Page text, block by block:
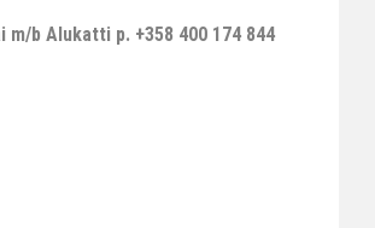
m/b Alukatti p. +358 400 174 844